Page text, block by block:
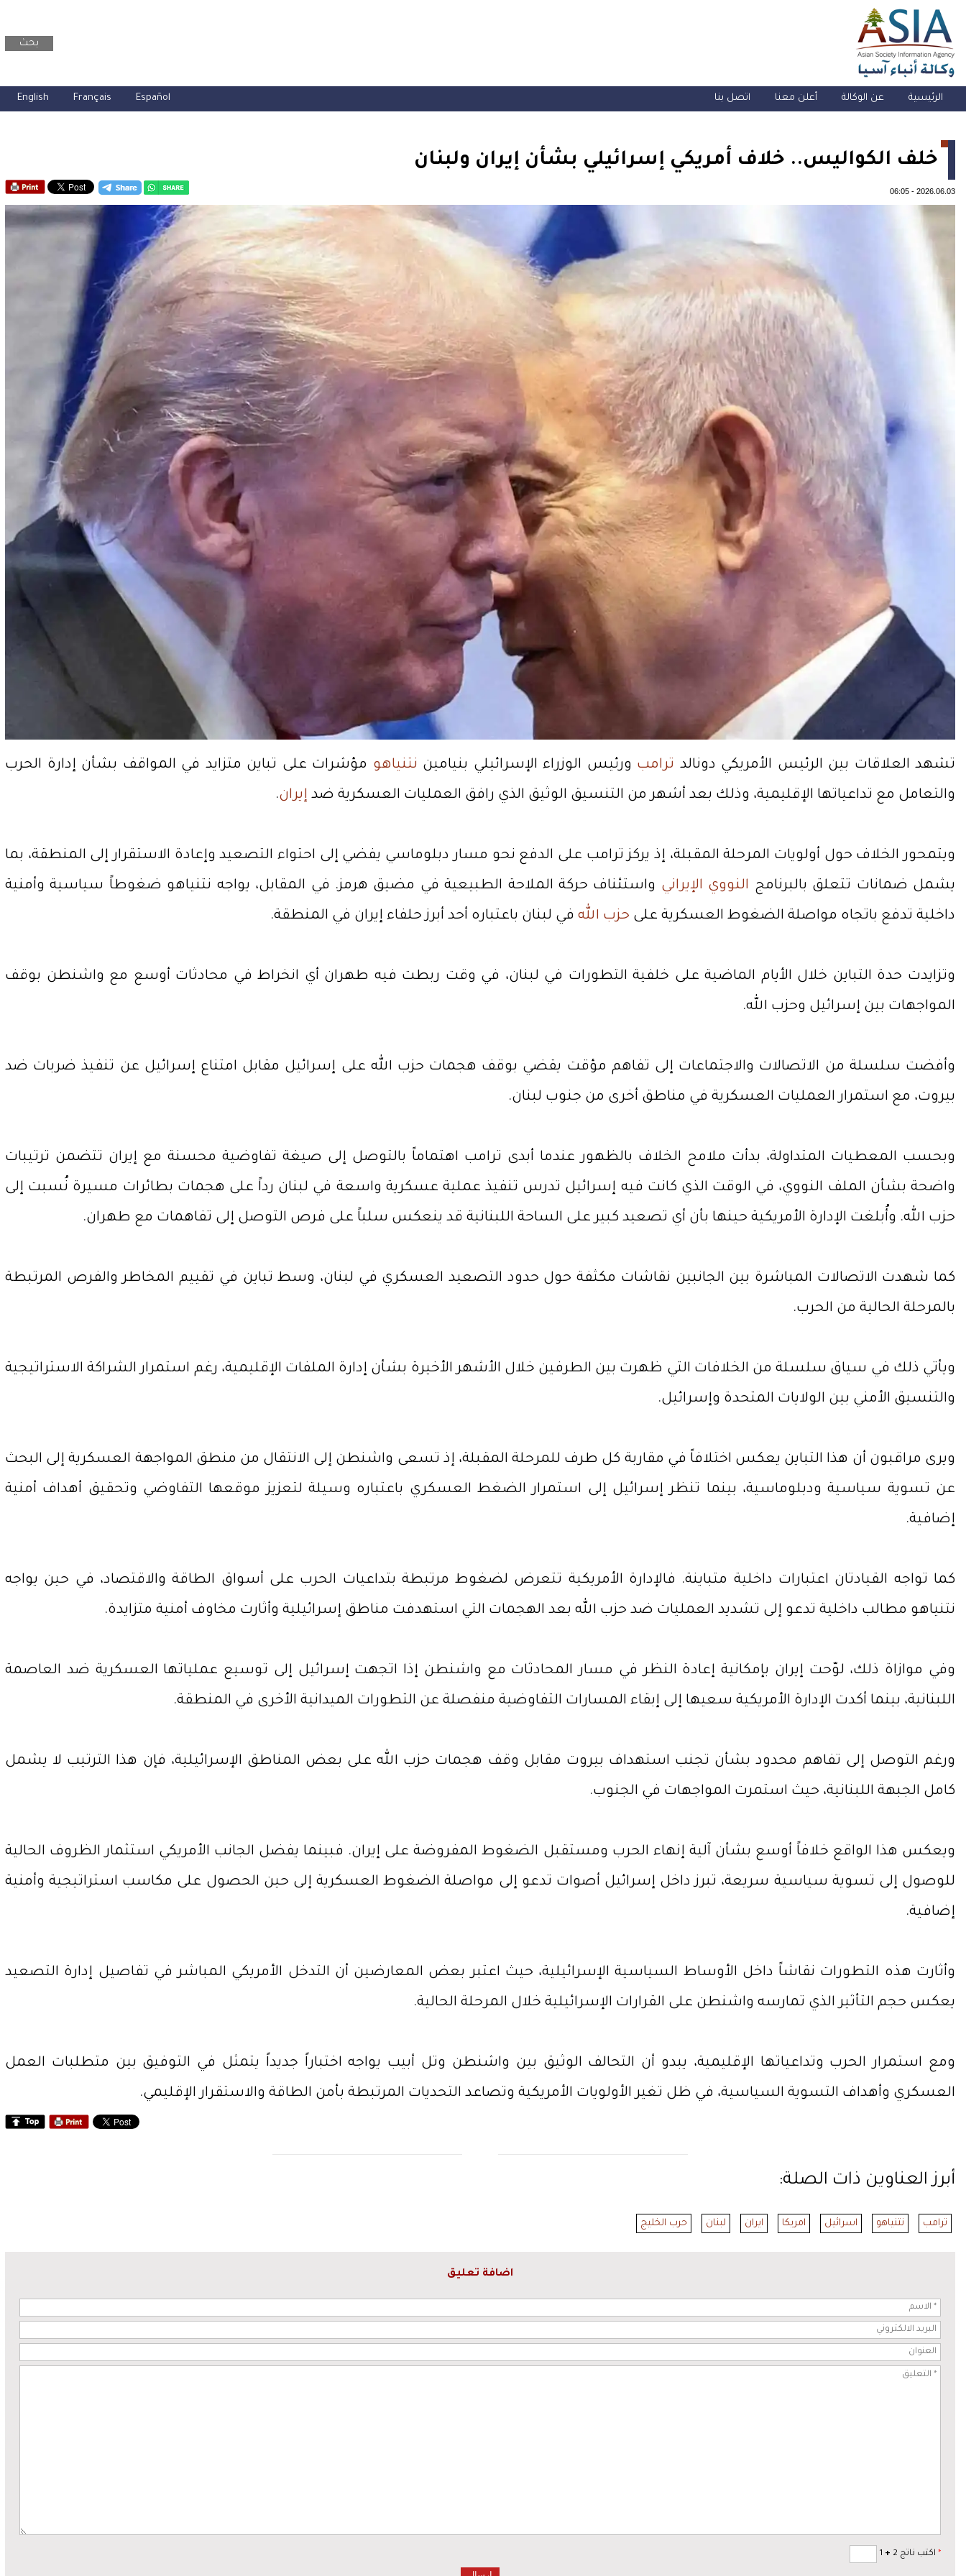
بحث
الرئيسية عن الوكالة أعلن معنا اتصل بنا English Français Español
خلف الكواليس.. خلاف أمريكي إسرائيلي بشأن إيران ولبنان
2026.06.03
-
06:05
تشهد العلاقات بين الرئيس الأمريكي دونالد ترامب ورئيس الوزراء الإسرائيلي بنيامين نتنياهو مؤشرات على تباين متزايد في المواقف بشأن إدارة الحرب
والتعامل مع تداعياتها الإقليمية، وذلك بعد أشهر من التنسيق الوثيق الذي رافق العمليات العسكرية ضد إيران.
ويتمحور الخلاف حول أولويات المرحلة المقبلة، إذ يركز ترامب على الدفع نحو مسار دبلوماسي يفضي إلى احتواء التصعيد وإعادة الاستقرار إلى المنطقة، بما
يشمل ضمانات تتعلق بالبرنامج النووي الإيراني واستئناف حركة الملاحة الطبيعية في مضيق هرمز. في المقابل، يواجه نتنياهو ضغوطاً سياسية وأمنية
داخلية تدفع باتجاه مواصلة الضغوط العسكرية على حزب الله في لبنان باعتباره أحد أبرز حلفاء إيران في المنطقة.
وتزايدت حدة التباين خلال الأيام الماضية على خلفية التطورات في لبنان، في وقت ربطت فيه طهران أي انخراط في محادثات أوسع مع واشنطن بوقف
المواجهات بين إسرائيل وحزب الله.
وأفضت سلسلة من الاتصالات والاجتماعات إلى تفاهم مؤقت يقضي بوقف هجمات حزب الله على إسرائيل مقابل امتناع إسرائيل عن تنفيذ ضربات ضد
بيروت، مع استمرار العمليات العسكرية في مناطق أخرى من جنوب لبنان.
وبحسب المعطيات المتداولة، بدأت ملامح الخلاف بالظهور عندما أبدى ترامب اهتماماً بالتوصل إلى صيغة تفاوضية محسنة مع إيران تتضمن ترتيبات
واضحة بشأن الملف النووي، في الوقت الذي كانت فيه إسرائيل تدرس تنفيذ عملية عسكرية واسعة في لبنان رداً على هجمات بطائرات مسيرة نُسبت إلى
حزب الله. وأُبلغت الإدارة الأمريكية حينها بأن أي تصعيد كبير على الساحة اللبنانية قد ينعكس سلباً على فرص التوصل إلى تفاهمات مع طهران.
كما شهدت الاتصالات المباشرة بين الجانبين نقاشات مكثفة حول حدود التصعيد العسكري في لبنان، وسط تباين في تقييم المخاطر والفرص المرتبطة
بالمرحلة الحالية من الحرب.
ويأتي ذلك في سياق سلسلة من الخلافات التي ظهرت بين الطرفين خلال الأشهر الأخيرة بشأن إدارة الملفات الإقليمية، رغم استمرار الشراكة الاستراتيجية
والتنسيق الأمني بين الولايات المتحدة وإسرائيل.
ويرى مراقبون أن هذا التباين يعكس اختلافاً في مقاربة كل طرف للمرحلة المقبلة، إذ تسعى واشنطن إلى الانتقال من منطق المواجهة العسكرية إلى البحث
عن تسوية سياسية ودبلوماسية، بينما تنظر إسرائيل إلى استمرار الضغط العسكري باعتباره وسيلة لتعزيز موقعها التفاوضي وتحقيق أهداف أمنية
إضافية.
كما تواجه القيادتان اعتبارات داخلية متباينة. فالإدارة الأمريكية تتعرض لضغوط مرتبطة بتداعيات الحرب على أسواق الطاقة والاقتصاد، في حين يواجه
نتنياهو مطالب داخلية تدعو إلى تشديد العمليات ضد حزب الله بعد الهجمات التي استهدفت مناطق إسرائيلية وأثارت مخاوف أمنية متزايدة.
وفي موازاة ذلك، لوّحت إيران بإمكانية إعادة النظر في مسار المحادثات مع واشنطن إذا اتجهت إسرائيل إلى توسيع عملياتها العسكرية ضد العاصمة
اللبنانية، بينما أكدت الإدارة الأمريكية سعيها إلى إبقاء المسارات التفاوضية منفصلة عن التطورات الميدانية الأخرى في المنطقة.
ورغم التوصل إلى تفاهم محدود بشأن تجنب استهداف بيروت مقابل وقف هجمات حزب الله على بعض المناطق الإسرائيلية، فإن هذا الترتيب لا يشمل
كامل الجبهة اللبنانية، حيث استمرت المواجهات في الجنوب.
ويعكس هذا الواقع خلافاً أوسع بشأن آلية إنهاء الحرب ومستقبل الضغوط المفروضة على إيران. فبينما يفضل الجانب الأمريكي استثمار الظروف الحالية
للوصول إلى تسوية سياسية سريعة، تبرز داخل إسرائيل أصوات تدعو إلى مواصلة الضغوط العسكرية إلى حين الحصول على مكاسب استراتيجية وأمنية
إضافية.
وأثارت هذه التطورات نقاشاً داخل الأوساط السياسية الإسرائيلية، حيث اعتبر بعض المعارضين أن التدخل الأمريكي المباشر في تفاصيل إدارة التصعيد
يعكس حجم التأثير الذي تمارسه واشنطن على القرارات الإسرائيلية خلال المرحلة الحالية.
ومع استمرار الحرب وتداعياتها الإقليمية، يبدو أن التحالف الوثيق بين واشنطن وتل أبيب يواجه اختباراً جديداً يتمثل في التوفيق بين متطلبات العمل
العسكري وأهداف التسوية السياسية، في ظل تغير الأولويات الأمريكية وتصاعد التحديات المرتبطة بأمن الطاقة والاستقرار الإقليمي.
أبرز العناوين ذات الصلة:
ترامب نتنياهو اسرائيل امريكا ايران لبنان حرب الخليج
اضافة تعليق
* اكتب ناتج 2 +